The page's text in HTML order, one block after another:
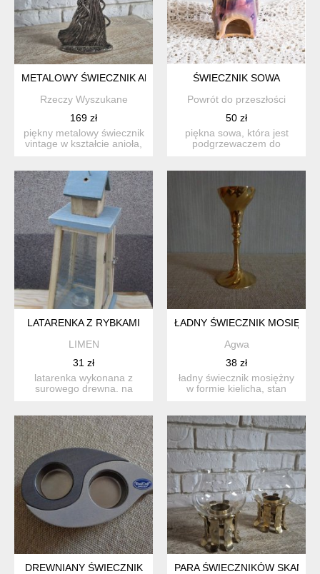
METALOWY ŚWIECZNIK ANIOŁ
Rzeczy Wyszukane
169 zł
piękny metalowy świecznik
vintage w kształcie anioła,
ŚWIECZNIK SOWA
Powrót do przeszłości
50 zł
piękna sowa, która jest
podgrzewaczem do
LATARENKA Z RYBKAMI
LIMEN
31 zł
latarenka wykonana z
surowego drewna. na
ŁADNY ŚWIECZNIK MOSIĘŻNY
Agwa
38 zł
ładny świecznik mosiężny
w formie kielicha, stan
DREWNIANY ŚWIECZNIK
PARA ŚWIECZNIKÓW